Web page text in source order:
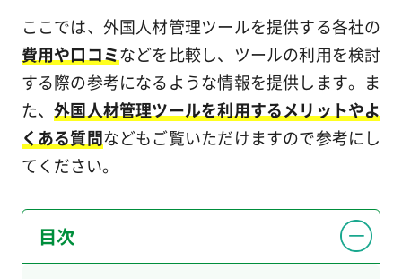
ここでは、外国人材管理ツールを提供する各社の
費用や口コミなどを比較し、ツールの利用を検討
する際の参考になるような情報を提供します。ま
た、外国人材管理ツールを利用するメリットやよ
くある質問などもご覧いただけますので参考にし
てください。
目次